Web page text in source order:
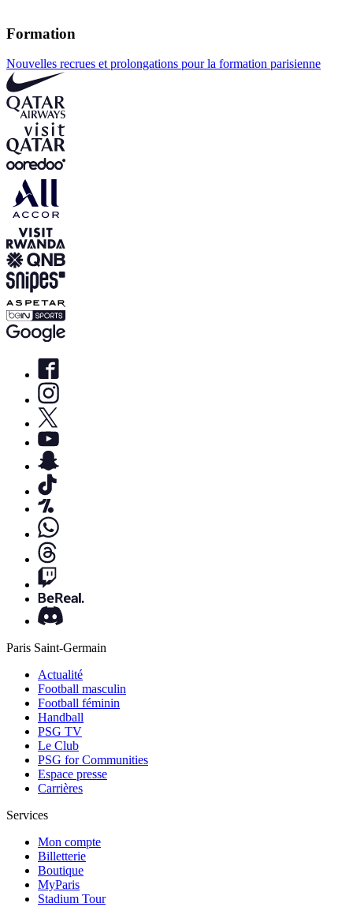
Formation
Nouvelles recrues et prolongations pour la formation parisienne
Paris Saint-Germain
Actualité
Football masculin
Football féminin
Handball
PSG TV
Le Club
PSG for Communities
Espace presse
Carrières
Services
Mon compte
Billetterie
Boutique
MyParis
Stadium Tour